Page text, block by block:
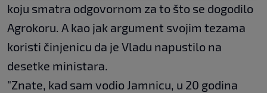
koju smatra odgovornom za to što se dogodilo
Agrokoru. A kao jak argument svojim tezama
koristi činjenicu da je Vladu napustilo na
desetke ministara.
"Znate, kad sam vodio Jamnicu, u 20 godina